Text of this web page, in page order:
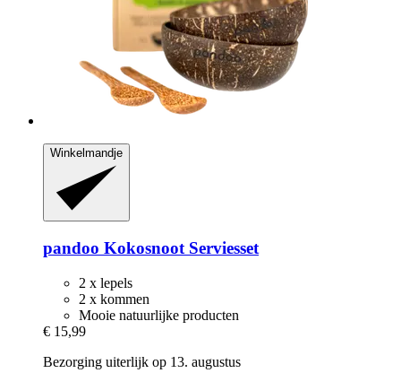
Winkelmandje
pandoo Kokosnoot Serviesset
2 x lepels
2 x kommen
Mooie natuurlijke producten
€ 15,99
Bezorging uiterlijk op 13. augustus